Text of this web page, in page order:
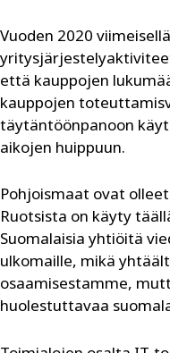
Vuoden 2020
että kauppojen
kauppojen
täytäntöönpanoon
aikojen huippuun.
Pohjoismaat ovat
Ruotsista on käyty
Suomalaisia yhtiöitä
ulkomaille, mikä
osaamisestamme,
huolestuttavaa